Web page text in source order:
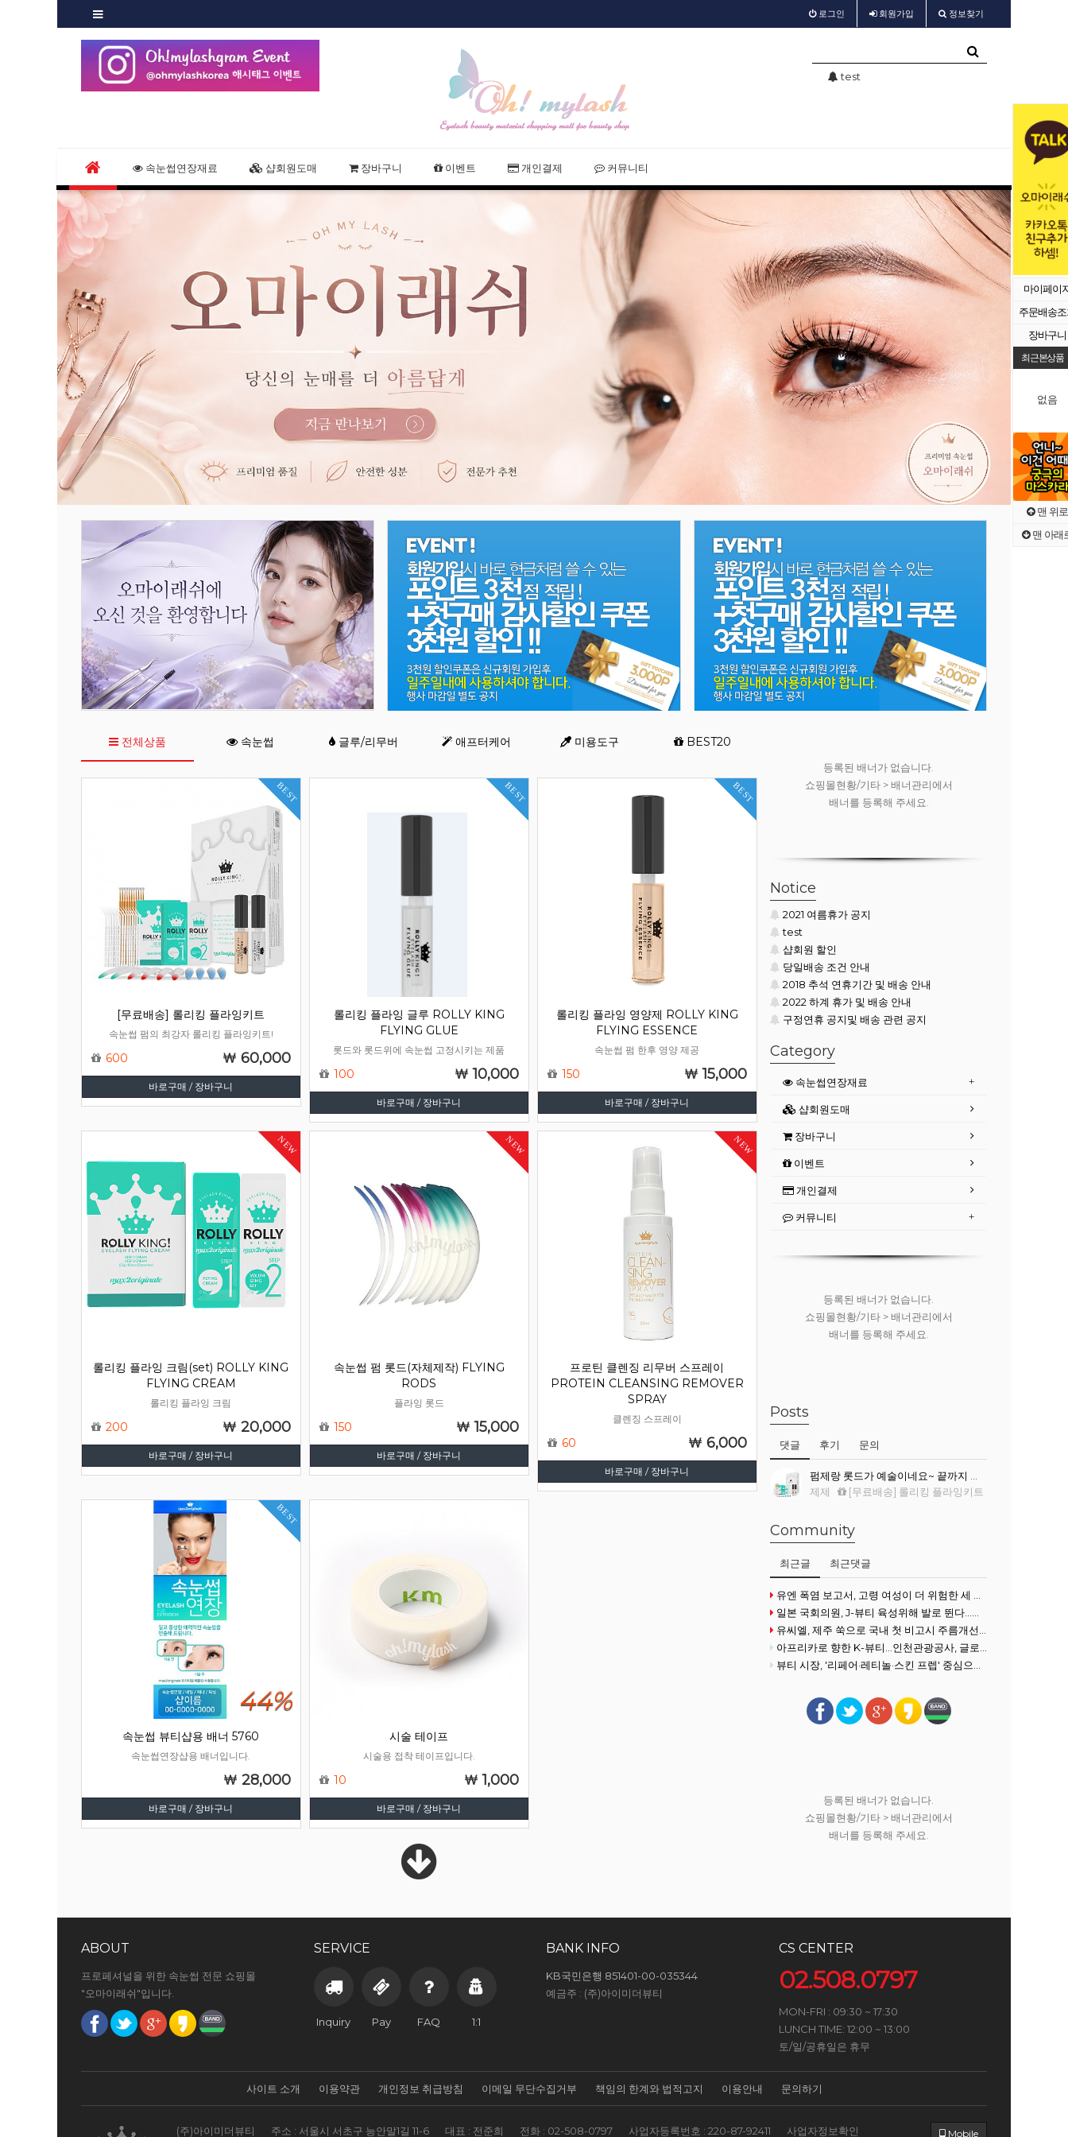
마이페이
주문배송
장바구니
최근본상품
없음
맨 위로
맨 아래
로그인 회원가입 정보찾기
샵회원 할인 test
속눈썹연장재료 샵회원도매 장바구니 이벤트 개인결제 커뮤니티
전체상품 속눈썹 글루/리무버 애프터케어 미용도구 BEST20
BEST
[무료배송] 롤리킹 플라잉키트
속눈썹 펌의 최강자 롤리킹 플라잉키트!
600 60,000
바로구매 / 장바구니
BEST
롤리킹 플라잉 글루 ROLLY KING
FLYING GLUE
롯드와 롯드위에 속눈썹 고정시키는 제품
100 10,000
바로구매 / 장바구니
BEST
롤리킹 플라잉 영양제 ROLLY KING
FLYING ESSENCE
속눈썹 펌 한후 영양 제공
150 15,000
바로구매 / 장바구니
NEW
롤리킹 플라잉 크림(set) ROLLY KING
FLYING CREAM
롤리킹 플라잉 크림
200 20,000
바로구매 / 장바구니
NEW
속눈썹 펌 롯드(자체제작) FLYING
RODS
플라잉 롯드
150 15,000
바로구매 / 장바구니
NEW
프로틴 클렌징 리무버 스프레이
PROTEIN CLEANSING REMOVER
SPRAY
클렌징 스프레이
60 6,000
바로구매 / 장바구니
BEST
44%
속눈썹 뷰티샵용 배너 5760
속눈썹연장샵용 배너입니다.
28,000
바로구매 / 장바구니
시술 테이프
시술용 접착 테이프입니다.
10 1,000
바로구매 / 장바구니
쇼핑몰현황/기타 > 배너관리에서
배너를 등록해 주세요.
등록된 배너가 없습니다.
쇼핑몰현황/기타 > 배너관리에서
배너를 등록해 주세요.
Notice
2021 여름휴가 공지
test
샵회원 할인
당일배송 조건 안내
2018 추석 연휴기간 및 배송 안내
2022 하계 휴가 및 배송 안내
구정연휴 공지및 배송 관련 공지
Category
속눈썹연장재료
샵회원도매
장바구니
이벤트
개인결제
커뮤니티
등록된 배너가 없습니다.
쇼핑몰현황/기타 > 배너관리에서
배너를 등록해 주세요.
Posts
댓글 후기 문의
펌제랑 롯드가 예술이네요~ 끝까지 싹~ 말려서 컬이 진짜 예뻐요.
제제
[무료배송] 롤리킹 플라잉키트
Community
최근글 최근댓글
유엔 폭염 보고서, 고령 여성이 더 위험한 세 가지 이유
일본 국회의원, J-뷰티 육성위해 발로 뛴다...화장품협회 방문
유씨엘, 제주 쑥으로 국내 첫 비고시 주름개선 기능성 획득
아프리카로 향한 K-뷰티…인천관광공사, 글로벌사우스 공략 강화
뷰티 시장, '리페어·레티놀·스킨 프렙' 중심으로 전개
등록된 배너가 없습니다.
쇼핑몰현황/기타 > 배너관리에서
배너를 등록해 주세요.
ABOUT
프로페셔널을 위한 속눈썹 전문 쇼핑몰
"오마이래쉬"입니다.
SERVICE
Inquiry Pay FAQ 1:1
BANK INFO
KB국민은행 851401-00-035344
예금주 : (주)아이미더뷰티
CS CENTER
02.508.0797
MON-FRI : 09:30 ~ 17:30
LUNCH TIME: 12:00 ~ 13:00
토/일/공휴일은 휴무
사이트 소개 이용약관 개인정보 취급방침 이메일 무단수집거부 책임의 한계와 법적고지 이용안내 문의하기
(주)아이미더뷰티 주소 : 서울시 서초구 능안말1길 11-6 대표 : 전준희 전화 : 02-508-0797 사업자등록번호 : 220-87-92411 사업자정보확인 Mobile